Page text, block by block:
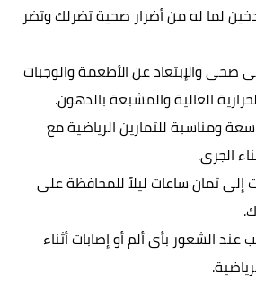
لما له من أضرار صحية تضرلك وتضر
صحى والإبتعاد عن الأطعمة والوجبات
العالية والمشبعة بالدهون.
ومناسبة للتمارين الرياضية مع
الجرى.
إلى ثمان ساعات ليلاً للمحافظة على
عند الشعور بأى ألم أو إصابات أثناء